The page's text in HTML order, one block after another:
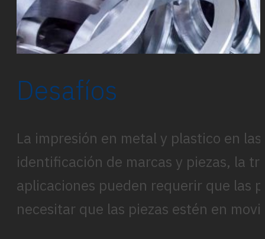
Desafíos
La impresión en metal y plastico en
identificación de marcas y piezas, la
aplicaciones pueden requerir que las
necesitar que las piezas estén en